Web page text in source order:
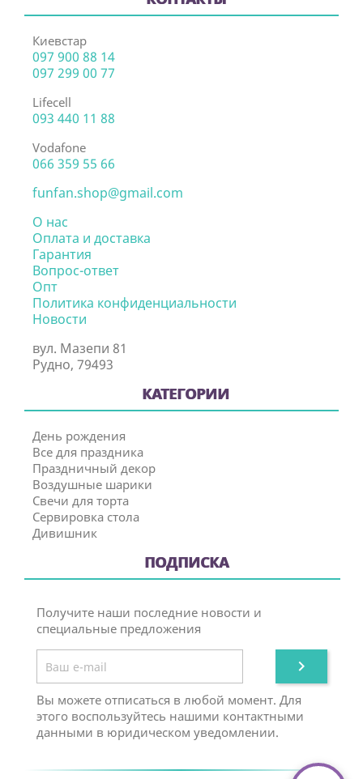
Киевстар
097 900 88 14
097 299 00 77
Lifecell
093 440 11 88
Vodafone
066 359 55 66
funfan.shop@gmail.com
О нас
Оплата и доставка
Гарантия
Вопрос-ответ
Опт
Политика конфиденциальности
Новости
вул. Мазепи 81
Рудно, 79493
КАТЕГОРИИ
День рождения
Все для праздника
Праздничный декор
Воздушные шарики
Свечи для торта
Сервировка стола
Дивишник
ПОДПИСКА
Получите наши последние новости и
специальные предложения

Вы можете отписаться в любой момент. Для
этого воспользуйтесь нашими контактными
данными в юридическом уведомлении.